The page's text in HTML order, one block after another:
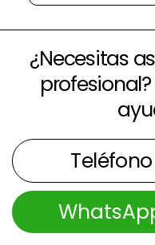
¿Necesitas